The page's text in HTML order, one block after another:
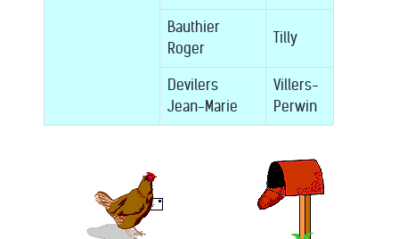
Bauthier
Roger
Tilly
Devilers
Jean-Marie
Villers-
Perwin